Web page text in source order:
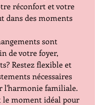
réconfort et votre
dans des moments
sont
de votre foyer,
Restez flexible et
nécessaires
l'harmonie familiale.
le moment idéal pour